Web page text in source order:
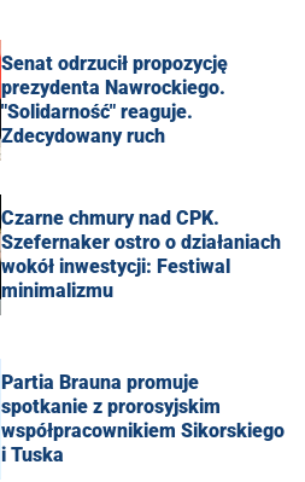
Senat odrzucił propozycję
prezydenta Nawrockiego.
"Solidarność" reaguje.
Zdecydowany ruch
Czarne chmury nad CPK.
Szefernaker ostro o działaniach
wokół inwestycji: Festiwal
minimalizmu
Partia Brauna promuje
spotkanie z prorosyjskim
współpracownikiem Sikorskiego
i Tuska